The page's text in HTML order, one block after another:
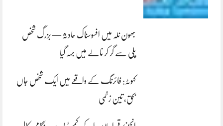
بھون نلہ میں افسوسناک حادثہ — بزرگ شخص
پلی سے گر کر نالے میں بہہ گیا
کہوٹہ: فائرنگ کے واقعے میں ایک شخص جاں
بحق، تین زخمی